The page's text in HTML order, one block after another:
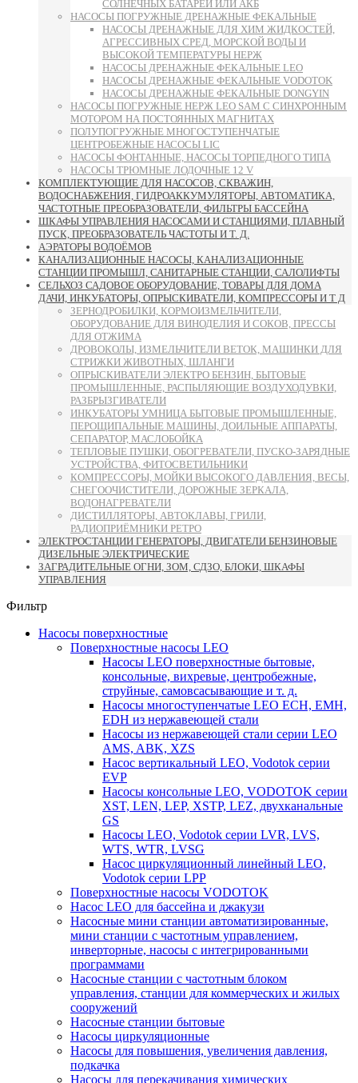
СОЛНЕЧНЫХ БАТАРЕЙ ИЛИ АКБ
НАСОСЫ ПОГРУЖНЫЕ ДРЕНАЖНЫЕ ФЕКАЛЬНЫЕ
НАСОСЫ ДРЕНАЖНЫЕ ДЛЯ ХИМ ЖИДКОСТЕЙ,
АГРЕССИВНЫХ СРЕД, МОРСКОЙ ВОДЫ И
ВЫСОКОЙ ТЕМПЕРАТУРЫ НЕРЖ
НАСОСЫ ДРЕНАЖНЫЕ ФЕКАЛЬНЫЕ LEO
НАСОСЫ ДРЕНАЖНЫЕ ФЕКАЛЬНЫЕ VODOTOK
НАСОСЫ ДРЕНАЖНЫЕ ФЕКАЛЬНЫЕ DONGYIN
НАСОСЫ ПОГРУЖНЫЕ НЕРЖ LEO SAM С СИНХРОННЫМ
МОТОРОМ НА ПОСТОЯННЫХ МАГНИТАХ
ПОЛУПОГРУЖНЫЕ МНОГОСТУПЕНЧАТЫЕ
ЦЕНТРОБЕЖНЫЕ НАСОСЫ LIC
НАСОСЫ ФОНТАННЫЕ, НАСОСЫ ТОРПЕДНОГО ТИПА
НАСОСЫ ТРЮМНЫЕ ЛОДОЧНЫЕ 12 V
КОМПЛЕКТУЮЩИЕ ДЛЯ НАСОСОВ, СКВАЖИН,
ВОДОСНАБЖЕНИЯ, ГИДРОАККУМУЛЯТОРЫ, АВТОМАТИКА,
ЧАСТОТНЫЕ ПРЕОБРАЗОВАТЕЛИ, ФИЛЬТРЫ БАССЕЙНА
ШКАФЫ УПРАВЛЕНИЯ НАСОСАМИ И СТАНЦИЯМИ, ПЛАВНЫЙ
ПУСК, ПРЕОБРАЗОВАТЕЛЬ ЧАСТОТЫ И Т. Д.
АЭРАТОРЫ ВОДОЁМОВ
КАНАЛИЗАЦИОННЫЕ НАСОСЫ, КАНАЛИЗАЦИОННЫЕ
СТАНЦИИ ПРОМЫШЛ, САНИТАРНЫЕ СТАНЦИИ, САЛОЛИФТЫ
СЕЛЬХОЗ САДОВОЕ ОБОРУДОВАНИЕ, ТОВАРЫ ДЛЯ ДОМА
ДАЧИ, ИНКУБАТОРЫ, ОПРЫСКИВАТЕЛИ, КОМПРЕССОРЫ И Т Д
ЗЕРНОДРОБИЛКИ, КОРМОИЗМЕЛЬЧИТЕЛИ,
ОБОРУДОВАНИЕ ДЛЯ ВИНОДЕЛИЯ И СОКОВ, ПРЕССЫ
ДЛЯ ОТЖИМА
ДРОВОКОЛЫ, ИЗМЕЛЬЧИТЕЛИ ВЕТОК, МАШИНКИ ДЛЯ
СТРИЖКИ ЖИВОТНЫХ, ШЛАНГИ
ОПРЫСКИВАТЕЛИ ЭЛЕКТРО БЕНЗИН, БЫТОВЫЕ
ПРОМЫШЛЕННЫЕ, РАСПЫЛЯЮЩИЕ ВОЗДУХОДУВКИ,
РАЗБРЫЗГИВАТЕЛИ
ИНКУБАТОРЫ УМНИЦА БЫТОВЫЕ ПРОМЫШЛЕННЫЕ,
ПЕРОЩИПАЛЬНЫЕ МАШИНЫ, ДОИЛЬНЫЕ АППАРАТЫ,
СЕПАРАТОР, МАСЛОБОЙКА
ТЕПЛОВЫЕ ПУШКИ, ОБОГРЕВАТЕЛИ, ПУСКО-ЗАРЯДНЫЕ
УСТРОЙСТВА, ФИТОСВЕТИЛЬНИКИ
КОМПРЕССОРЫ, МОЙКИ ВЫСОКОГО ДАВЛЕНИЯ, ВЕСЫ,
СНЕГООЧИСТИТЕЛИ, ДОРОЖНЫЕ ЗЕРКАЛА,
ВОДОНАГРЕВАТЕЛИ
ДИСТИЛЛЯТОРЫ, АВТОКЛАВЫ, ГРИЛИ,
РАДИОПРИЁМНИКИ РЕТРО
ЭЛЕКТРОСТАНЦИИ ГЕНЕРАТОРЫ, ДВИГАТЕЛИ БЕНЗИНОВЫЕ
ДИЗЕЛЬНЫЕ ЭЛЕКТРИЧЕСКИЕ
ЗАГРАДИТЕЛЬНЫЕ ОГНИ, ЗОМ, СДЗО, БЛОКИ, ШКАФЫ
УПРАВЛЕНИЯ
Фильтр
Насосы поверхностные
Поверхностные насосы LEO
Насосы LEO поверхностные бытовые,
консольные, вихревые, центробежные,
струйные, самовсасывающие и т. д.
Насосы многоступенчатые LEO ECH, EMH,
EDH из нержавеющей стали
Насосы из нержавеющей стали серии LEO
AMS, ABK, XZS
Насос вертикальный LEO, Vodotok серии
EVP
Насосы консольные LEO, VODOTOK серии
XST, LEN, LEP, XSTP, LEZ, двухканальные
GS
Насосы LEO, Vodotok серии LVR, LVS,
WTS, WTR, LVSG
Насос циркуляционный линейный LEO,
Vodotok серии LPP
Поверхностные насосы VODOTOK
Насос LEO для бассейна и джакузи
Насосные мини станции автоматизированные,
мини станции с частотным управлением,
инверторные, насосы с интегрированными
программами
Насосные станции с частотным блоком
управления, станции для коммерческих и жилых
сооружений
Насосные станции бытовые
Насосы циркуляционные
Насосы для повышения, увеличения давления,
подкачка
Насосы для перекачивания химических